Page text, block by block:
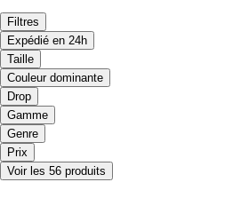
Filtres
Expédié en 24h
Taille
Couleur dominante
Drop
Gamme
Genre
Prix
Voir les 56 produits